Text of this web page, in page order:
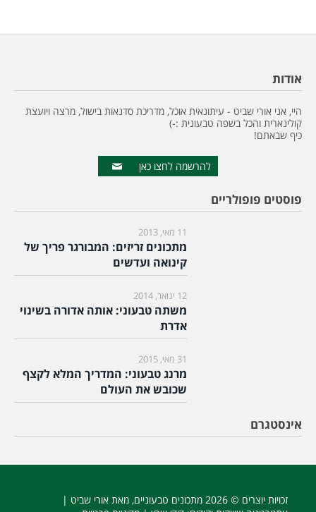
אודות
היי, אני אורי שביט - עיתונאית אוכל, מדריכת סדנאות בישול, מרצה ויועצת
קולינארית והכל בשפה טבעונית :-)
כיף שבאתם!
להרשמה לחצו כאן
פוסטים פופולריים
11 מאי, 2013
מתכונים זריזים: המבורגר פריך של
קינואה ועדשים
12 ינואר, 2014
משתה טבעוני: אותה אדורה בשינוי
אדרת
31 מאי, 2015
מרנג טבעוני: המדריך המלא לקצף
שכובש את העולם
אינסטגרם
זכויות יוצרים © 2026 מתכונים טבעוניים, מאת אורי שביט |